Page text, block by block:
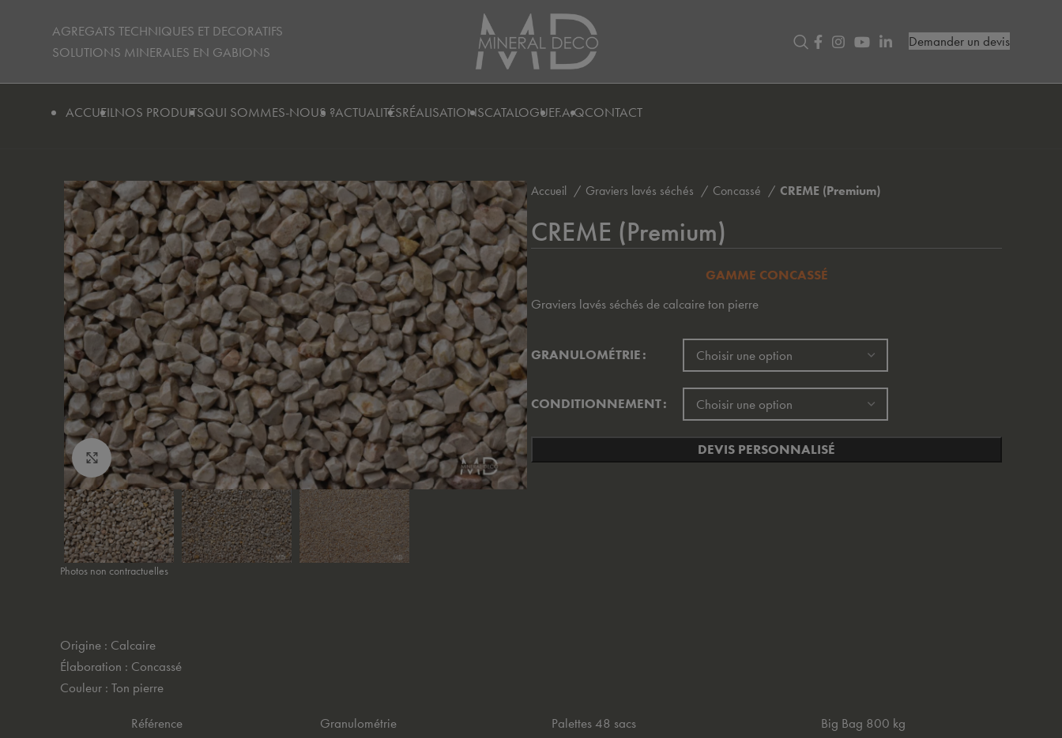
AGREGATS TECHNIQUES ET DECORATIFS
SOLUTIONS MINERALES EN GABIONS
Demander un devis
ACCUEILNOS PRODUITSQUI SOMMES-NOUS ?ACTUALITÉSRÉALISATIONSCATALOGUEF.A.QCONTACT
Cliquez pour agrandir
Photos non contractuelles
Accueil Graviers lavés séchés Concassé CREME (Premium)
CREME (Premium)
GAMME CONCASSÉ
Graviers lavés séchés de calcaire ton pierre
GRANULOMÉTRIE
CONDITIONNEMENT
DEVIS PERSONNALISÉ
Origine : Calcaire
Élaboration : Concassé
Couleur : Ton pierre
Référence Granulométrie Palettes 48 sacs
Big Bag 800 kg